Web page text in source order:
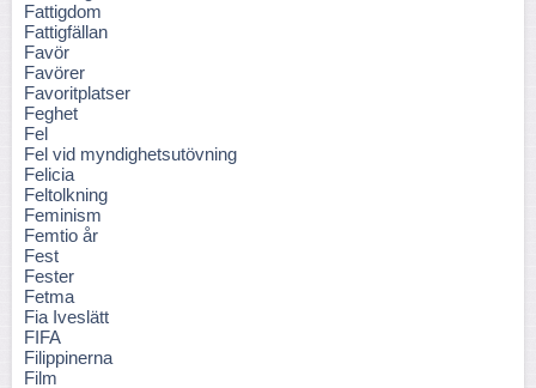
Fattigdom
Fattigfällan
Favör
Favörer
Favoritplatser
Feghet
Fel
Fel vid myndighetsutövning
Felicia
Feltolkning
Feminism
Femtio år
Fest
Fester
Fetma
Fia Iveslätt
FIFA
Filippinerna
Film